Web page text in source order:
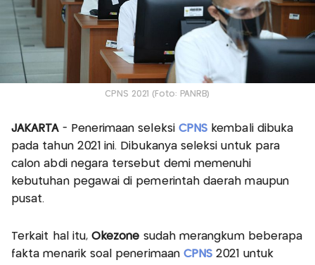
CPNS 2021 (Foto: PANRB)
JAKARTA - Penerimaan seleksi CPNS kembali dibuka
pada tahun 2021 ini. Dibukanya seleksi untuk para
calon abdi negara tersebut demi memenuhi
kebutuhan pegawai di pemerintah daerah maupun
pusat.
Terkait hal itu,Okezone sudah merangkum beberapa
fakta menarik soal penerimaan CPNS 2021 untuk